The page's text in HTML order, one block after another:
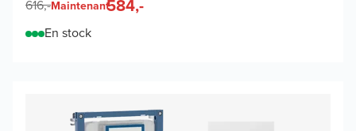
616,-Maintenant584,-
En stock